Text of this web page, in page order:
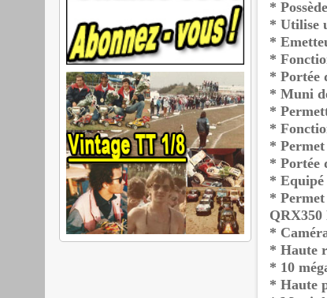
*
* Utilise
*
*
* Portée
* Muni
*
*
* Permet
* Portée
* Equipé
*
QRX350
*
* Haute
* 10
* Haute